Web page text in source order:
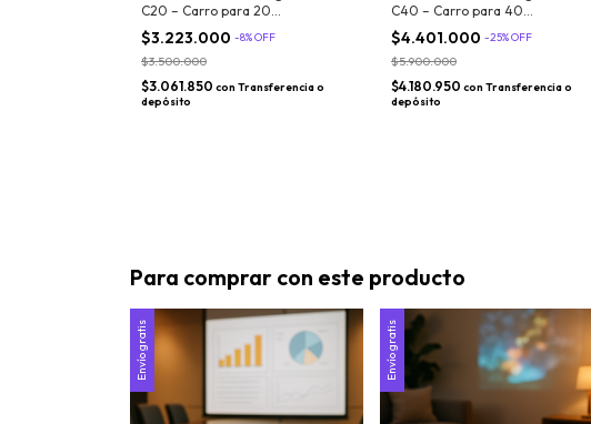
C20 – Carro para 20
Notebooks/Tablets + Recarga
Simultánea
$3.223.000 -8%OFF
$3.500.000
$3.061.850 con Transferencia o
depósito
C40 – Carro para 40
Notebooks/Netbooks/Tablets con
Sistema de Carga Simultánea
$4.401.000 -25%OFF
$5.900.000
$4.180.950 con Transferencia o
depósito
Para comprar con este producto
Envío gratis Envío gratis